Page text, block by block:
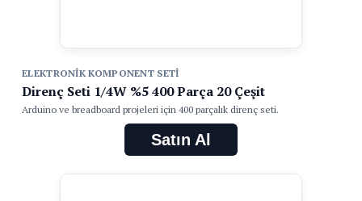
ELEKTRONIK KOMPONENT SETI
Direnç Seti 1/4W %5 400 Parça 20 Çeşit
Arduino ve breadboard projeleri için 400 parçalık direnç seti.
Satın Al